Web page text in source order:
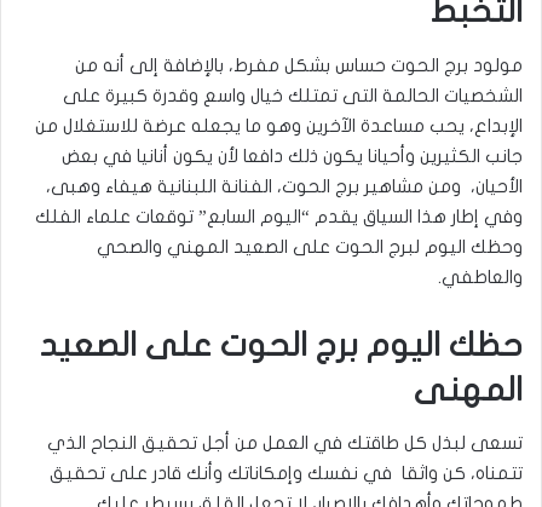
التخبط
مولود برج الحوت حساس بشكل مفرط، بالإضافة إلى أنه من
الشخصيات الحالمة التى تمتلك خيال واسع وقدرة كبيرة على
الإبداع، يحب مساعدة الآخرين وهو ما يجعله عرضة للاستغلال من
جانب الكثيرين وأحيانا يكون ذلك دافعا لأن يكون أنانيا في بعض
الأحيان، ومن مشاهير برج الحوت، الفنانة اللبنانية هيفاء وهبى،
وفي إطار هذا السياق يقدم “اليوم السابع” توقعات علماء الفلك
وحظك اليوم لبرج الحوت على الصعيد المهني والصحي
والعاطفي.
حظك اليوم برج الحوت على الصعيد
المهنى
تسعى لبذل كل طاقتك في العمل من أجل تحقيق النجاح الذي
تتمناه، كن واثقا في نفسك وإمكاناتك وأنك قادر على تحقيق